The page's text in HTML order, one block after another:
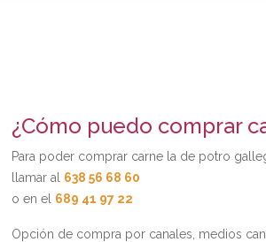
¿Cómo puedo comprar
Para poder comprar carne la de potro
llamar al 638 56 68 60
o en el 689 41 97 22
Opción de compra por canales, medios